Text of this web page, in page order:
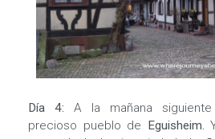
Día 4: A la mañana
precioso pueblo de Eguisheim.